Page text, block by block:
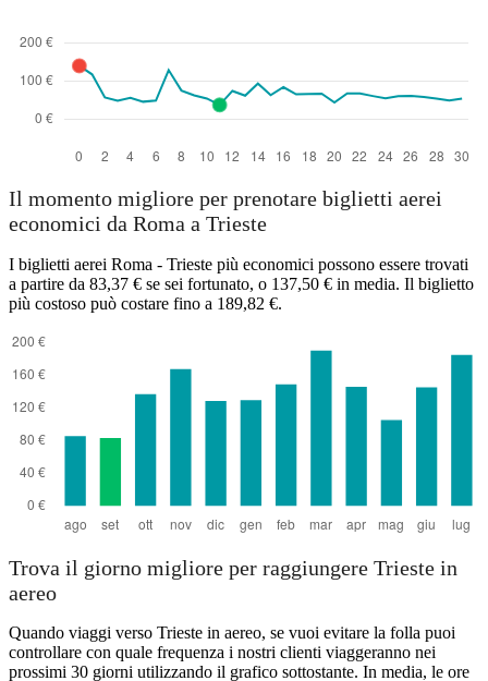
Il momento migliore per prenotare biglietti aerei
economici da Roma a Trieste
I biglietti aerei Roma - Trieste più economici possono essere trovati
a partire da 83,37 € se sei fortunato, o 137,50 € in media. Il biglietto
più costoso può costare fino a 189,82 €.
Trova il giorno migliore per raggiungere Trieste in
aereo
Quando viaggi verso Trieste in aereo, se vuoi evitare la folla puoi
controllare con quale frequenza i nostri clienti viaggeranno nei
prossimi 30 giorni utilizzando il grafico sottostante. In media, le ore